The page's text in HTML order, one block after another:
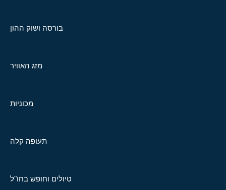
בורסה ושוק ההון
מזג האוויר
מכוניות
תעופה קלה
טיולים וחופש בחו"ל